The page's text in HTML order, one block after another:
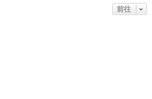
前往